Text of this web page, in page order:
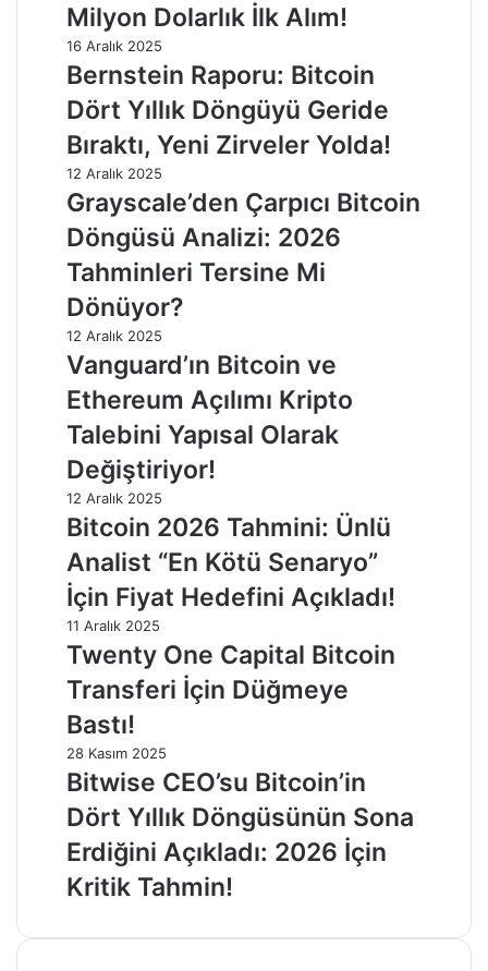
Milyon Dolarlık İlk Alım!
16 Aralık 2025
Bernstein Raporu: Bitcoin
Dört Yıllık Döngüyü Geride
Bıraktı, Yeni Zirveler Yolda!
12 Aralık 2025
Grayscale’den Çarpıcı Bitcoin
Döngüsü Analizi: 2026
Tahminleri Tersine Mi
Dönüyor?
12 Aralık 2025
Vanguard’ın Bitcoin ve
Ethereum Açılımı Kripto
Talebini Yapısal Olarak
Değiştiriyor!
12 Aralık 2025
Bitcoin 2026 Tahmini: Ünlü
Analist “En Kötü Senaryo”
İçin Fiyat Hedefini Açıkladı!
11 Aralık 2025
Twenty One Capital Bitcoin
Transferi İçin Düğmeye
Bastı!
28 Kasım 2025
Bitwise CEO’su Bitcoin’in
Dört Yıllık Döngüsünün Sona
Erdiğini Açıkladı: 2026 İçin
Kritik Tahmin!